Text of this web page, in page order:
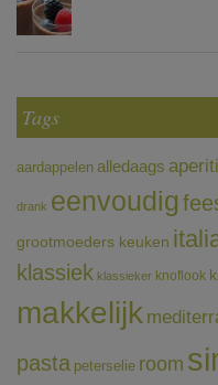
Tags
aardappelen alledaags
drank eenvoudig
grootmoeders keuken
klassiek klassieker knoflook
makkelijk
pasta peterselie room